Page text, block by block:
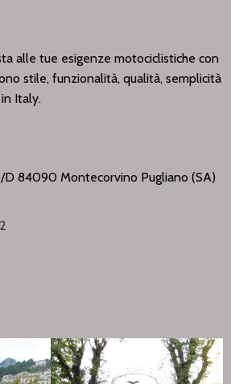
alle tue esigenze motociclistiche con
stile, funzionalità, qualità, semplicità
Italy.
D 84090 Montecorvino Pugliano (SA)